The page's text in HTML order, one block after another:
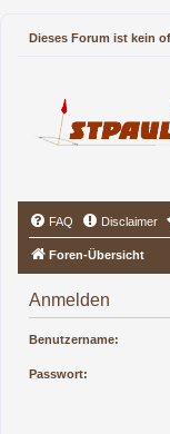
Dieses Forum ist kein
FAQ Disclaimer
Foren-Übersicht
Anmelden
Benutzername:
Passwort: